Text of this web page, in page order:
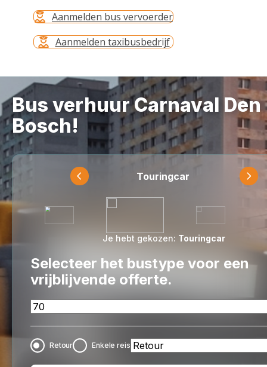
Aanmelden bus vervoerder
Aanmelden taxibusbedrijf
Bus verhuur Carnaval Den
Bosch!
Touringcar
Je hebt gekozen: Touringcar
Selecteer het bustype voor een
vrijblijvende offerte.
Retour Enkele reis